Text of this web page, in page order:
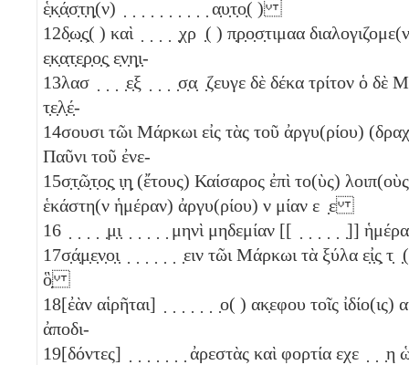
ἑ̣κ̣ά̣σ̣τ̣η̣(ν) ̣ ̣ ̣ ̣ ̣ ̣ ̣ ̣ ̣ ̣ α̣υ̣τ̣ο̣( )
12δ̣ω̣ς̣( ) καὶ ̣ ̣ ̣ ̣ ̣χρ ̣( ) π̣ρ̣ο̣σ̣τιμαα
ε̣κ̣α̣τ̣ε̣ρ̣ο̣ς̣ ε̣ν̣η̣ι̣-
13λασ ̣ ̣ ̣ ̣ε̣ξ ̣ ̣ ̣ ̣σ̣α̣ ̣ζευγε δὲ δέκα τρίτον ὁ δὲ
τ̣ε̣λ̣έ̣-
14σουσι τῶι Μάρκωι εἰς τὰς τοῦ ἀργυ(ρίου)
Παῦνι τοῦ ἐνε-
15σ̣τ̣ῶ̣τ̣ο̣ς̣ ι̣η̣ (ἔτους) Καίσαρος ἐπὶ το(ὺς)
ἑκάστη(ν ἡμέραν) ἀργυ(ρίου) ν μίαν ε ̣ε
16
̣μ̣ι̣ ̣ ̣ ̣ ̣ ̣ μηνὶ μηδεμίαν [[ ̣ ̣ ̣ ̣ ̣ ̣]] ἡμέραν
17σ̣ά̣μ̣ε̣ν̣ο̣ι̣ ̣ ̣ ̣ ̣ ̣ ̣ ̣ειν τῶι Μάρκωι τὰ ξύλα
ὃ̣
18[ἐὰν αἱρῆται] ̣ ̣ ̣ ̣ ̣ ̣ ̣ο( ) ακ̣εφου τοῖς ἰδίο(ις)
ἀποδι-
19[δόντες] ̣ ̣ ̣ ̣ ̣ ̣ ̣ ἀρεστὰς καὶ φορτία εχε ̣ ̣ ̣η